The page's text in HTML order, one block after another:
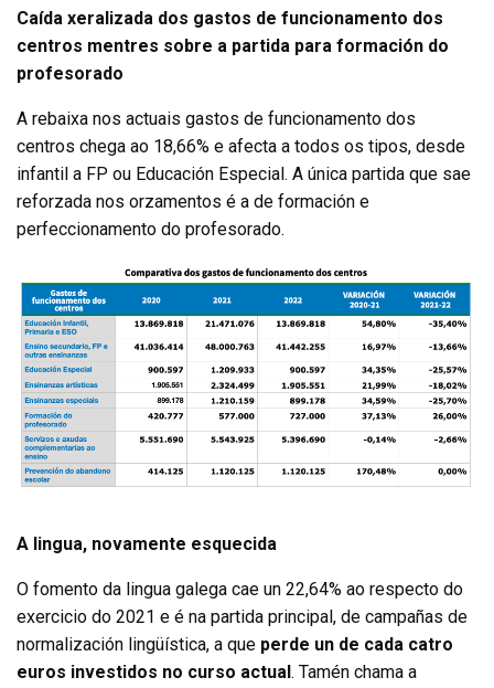
Caída xeralizada dos gastos de funcionamento dos
centros mentres sobre a partida para formación do
profesorado
A rebaixa nos actuais gastos de funcionamento dos
centros chega ao 18,66% e afecta a todos os tipos, desde
infantil a FP ou Educación Especial. A única partida que sae
reforzada nos orzamentos é a de formación e
perfeccionamento do profesorado.
A lingua, novamente esquecida
O fomento da lingua galega cae un 22,64% ao respecto do
exercicio do 2021 e é na partida principal, de campañas de
normalización lingüística, a que perde un de cada catro
euros investidos no curso actual . Tamén chama a